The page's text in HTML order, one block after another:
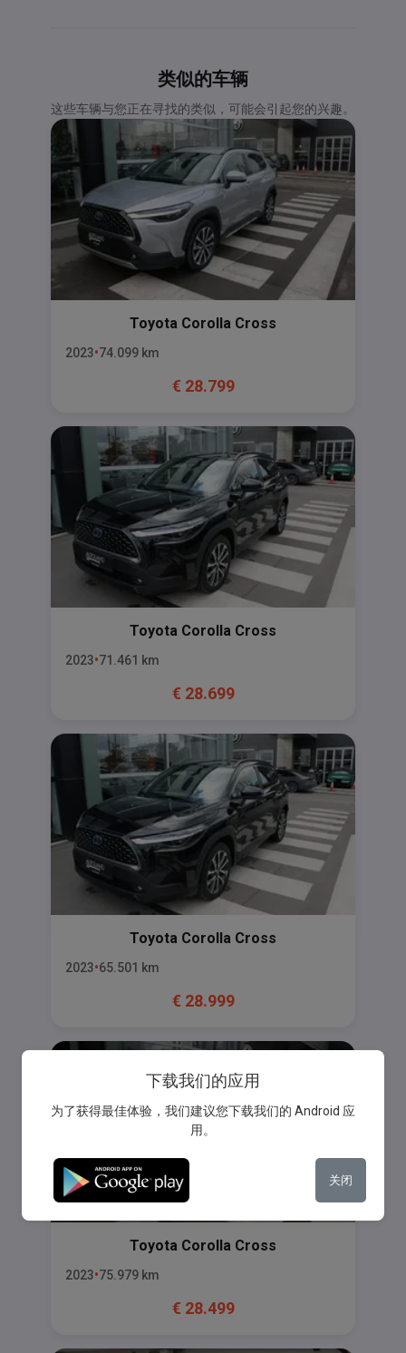
类似的车辆
这些车辆与您正在寻找的类似，可能会引起您的兴趣。
Toyota Corolla Cross
2023 74.099 km
€ 28.799
Toyota Corolla Cross
2023 71.461 km
€ 28.699
Toyota Corolla Cross
2023 65.501 km
€ 28.999
Toyota Corolla Cross
2023 75.979 km
€ 28.499
下载我们的应用
为了获得最佳体验，我们建议您下载我们的 Android 应
用。
关闭